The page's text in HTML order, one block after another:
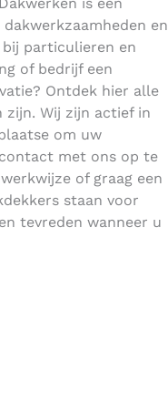
en
particulieren en
of bedrijf een
Ontdek hier alle
zijn. Wij zijn actief in
om uw
met ons op te
of graag een
staan voor
tevreden wanneer u